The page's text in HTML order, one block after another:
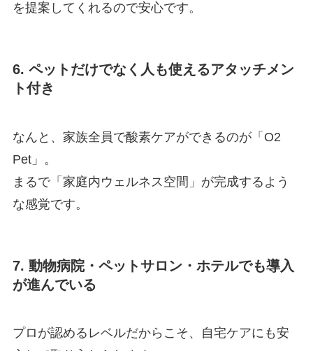
を提案してくれるので安心です。
6. ペットだけでなく人も使えるアタッチメン
ト付き
なんと、家族全員で酸素ケアができるのが「O2
Pet」。
まるで「家庭内ウェルネス空間」が完成するよう
な感覚です。
7. 動物病院・ペットサロン・ホテルでも導入
が進んでいる
プロが認めるレベルだからこそ、自宅ケアにも安